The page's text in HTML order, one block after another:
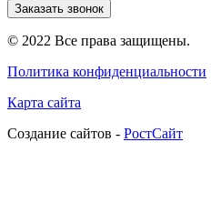
Заказать звонок
© 2022 Все права защищены.
Политика конфиденциальности
Карта сайта
Cоздание сайтов - РостСайт